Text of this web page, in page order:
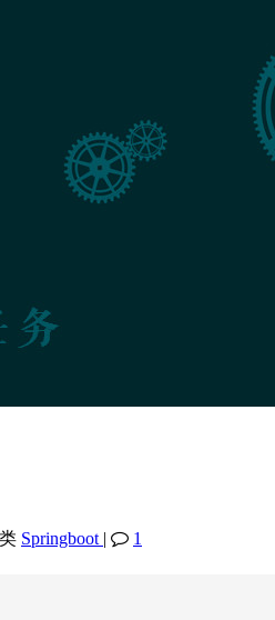
Springboot |
1